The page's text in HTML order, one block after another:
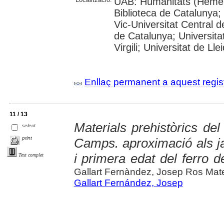
Biblioteca de
Vic-Universitat Central
de Catalunya;
Virgili; Universitat de
Enllaç permanent a aquest
11 / 13
select
print
Text complet
Materials prehistòrics
Camps. aproximació als
i primera edat del ferro
Gallart Fernàndez, Josep Ros
Gallart Fernández, Josep